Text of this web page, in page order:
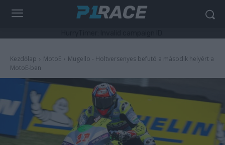
Kezdőlap MotoE
Mugello - Holtversenyes befutó a második helyért a
MotoE-ben